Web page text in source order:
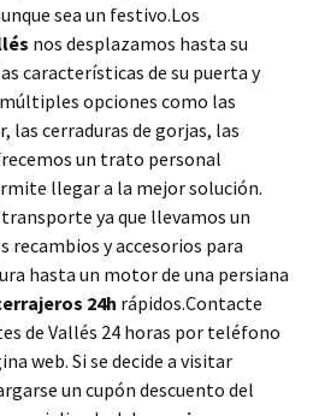
sea un festivo.Los
nos desplazamos hasta su
características de su puerta y
opciones como las
las cerraduras de gorjas, las
un trato personal
llegar a la mejor solución.
ya que llevamos un
y accesorios para
hasta un motor de una persiana
24h rápidos.Contacte
de Vallés 24 horas por teléfono
web. Si se decide a visitar
un cupón descuento del